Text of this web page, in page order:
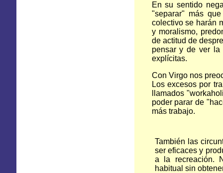
En su sentido
"separar" más
colectivo se harán
y moralismo,
de actitud de
pensar y de ver
explícitas.
Con Virgo nos
Los excesos por
llamados
poder parar de
más trabajo.
También las
ser eficaces y
a la recreación.
habitual sin